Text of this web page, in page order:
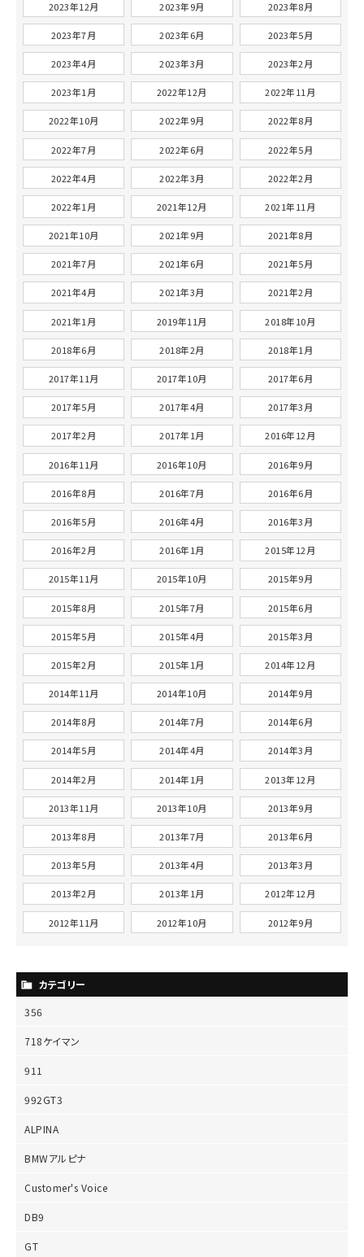
2023年12月 2023年9月 2023年8月
2023年7月 2023年6月 2023年5月
2023年4月 2023年3月 2023年2月
2023年1月 2022年12月 2022年11月
2022年10月 2022年9月 2022年8月
2022年7月 2022年6月 2022年5月
2022年4月 2022年3月 2022年2月
2022年1月 2021年12月 2021年11月
2021年10月 2021年9月 2021年8月
2021年7月 2021年6月 2021年5月
2021年4月 2021年3月 2021年2月
2021年1月 2019年11月 2018年10月
2018年6月 2018年2月 2018年1月
2017年11月 2017年10月 2017年6月
2017年5月 2017年4月 2017年3月
2017年2月 2017年1月 2016年12月
2016年11月 2016年10月 2016年9月
2016年8月 2016年7月 2016年6月
2016年5月 2016年4月 2016年3月
2016年2月 2016年1月 2015年12月
2015年11月 2015年10月 2015年9月
2015年8月 2015年7月 2015年6月
2015年5月 2015年4月 2015年3月
2015年2月 2015年1月 2014年12月
2014年11月 2014年10月 2014年9月
2014年8月 2014年7月 2014年6月
2014年5月 2014年4月 2014年3月
2014年2月 2014年1月 2013年12月
2013年11月 2013年10月 2013年9月
2013年8月 2013年7月 2013年6月
2013年5月 2013年4月 2013年3月
2013年2月 2013年1月 2012年12月
2012年11月 2012年10月 2012年9月
カテゴリー
356
718ケイマン
911
992GT3
ALPINA
BMWアルピナ
Customer's Voice
DB9
GT